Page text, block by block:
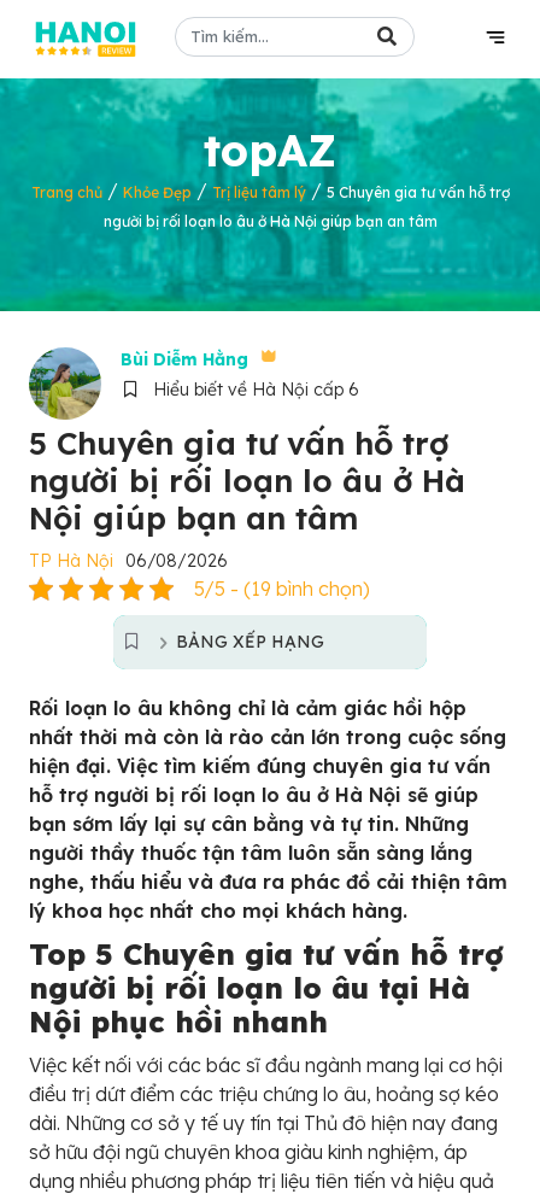
topAZ
Trang chủ/ Khỏe Đẹp/Trị liệu tâm lý/5 Chuyên gia tư vấn hỗ trợ
người bị rối loạn lo âu ở Hà Nội giúp bạn an tâm
Bùi Diễm Hằng
Hiểu biết về Hà Nội cấp 6
5 Chuyên gia tư vấn hỗ trợ
người bị rối loạn lo âu ở Hà
Nội giúp bạn an tâm
TP Hà Nội 06/08/2026
5/5 - (19 bình chọn)
BẢNG XẾP HẠNG
Rối loạn lo âu không chỉ là cảm giác hồi hộp
nhất thời mà còn là rào cản lớn trong cuộc sống
hiện đại. Việc tìm kiếm đúng chuyên gia tư vấn
hỗ trợ người bị rối loạn lo âu ở Hà Nội sẽ giúp
bạn sớm lấy lại sự cân bằng và tự tin. Những
người thầy thuốc tận tâm luôn sẵn sàng lắng
nghe, thấu hiểu và đưa ra phác đồ cải thiện tâm
lý khoa học nhất cho mọi khách hàng.
Top 5 Chuyên gia tư vấn hỗ trợ
người bị rối loạn lo âu tại Hà
Nội phục hồi nhanh
Việc kết nối với các bác sĩ đầu ngành mang lại cơ hội
điều trị dứt điểm các triệu chứng lo âu, hoảng sợ kéo
dài. Những cơ sở y tế uy tín tại Thủ đô hiện nay đang
sở hữu đội ngũ chuyên khoa giàu kinh nghiệm, áp
dụng nhiều phương pháp trị liệu tiên tiến và hiệu quả